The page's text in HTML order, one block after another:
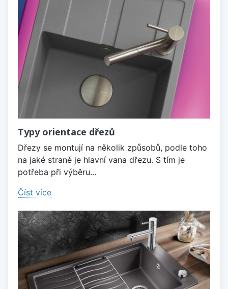
Typy orientace dřezů
Dřezy se montují na několik způsobů, podle toho
na jaké straně je hlavní vana dřezu. S tím je
potřeba při výběru...
Číst více